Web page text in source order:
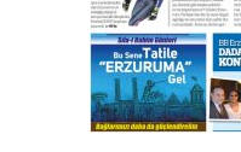
Ardında
gönül
13 Mayıs 2026
Esat
TRT’NİN